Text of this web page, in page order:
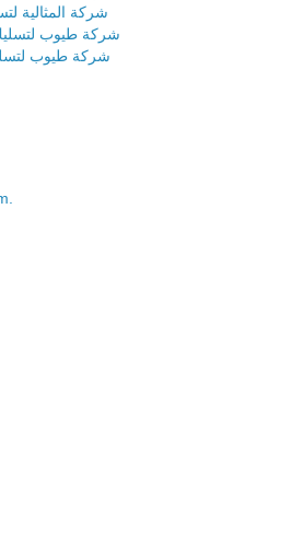
شركة المثالية
شركة طيوب
شركة طيوب